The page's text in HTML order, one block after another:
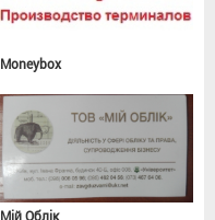
Moneybox
Мій Облік